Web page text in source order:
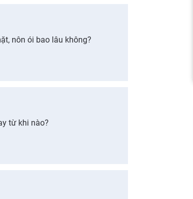
nôn ói bao lâu không?
từ khi nào?